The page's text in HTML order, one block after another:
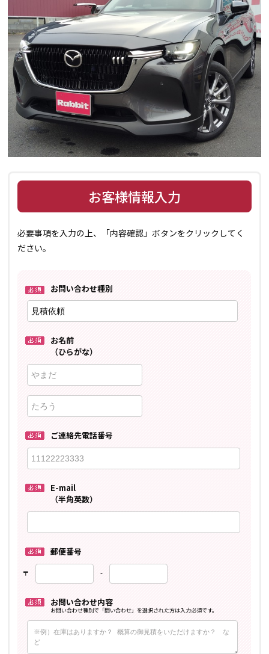
お客様情報入力
必要事項を入力の上、「内容確認」ボタンをクリックしてく
ださい。
お問い合わせ種別
お名前
（ひらがな）
ご連絡先電話番号
E-mail
（半角英数）
郵便番号
〒 -
お問い合わせ内容
お問い合わせ種別で「問い合わせ」を選択された方は入力必須です。